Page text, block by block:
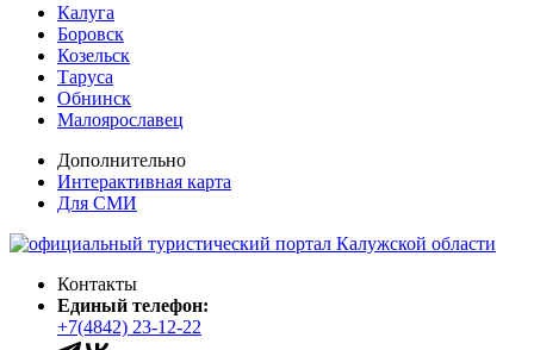
Калуга
Боровск
Козельск
Таруса
Обнинск
Малоярославец
Дополнительно
Интерактивная карта
Для СМИ
Контакты
Единый телефон:
+7(4842) 23-12-22